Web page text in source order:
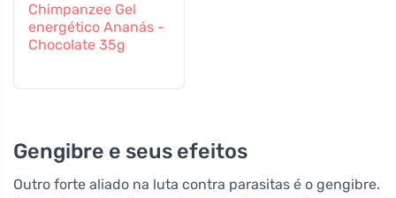
Chimpanzee Gel
energético Ananás -
Chocolate 35g
Gengibre e seus efeitos
Outro forte aliado na luta contra parasitas é o gengibre.